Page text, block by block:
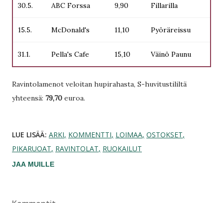
30.5. ABC Forssa 9,90 Fillarilla
15.5. McDonald's 11,10 Pyöräreissu
31.1. Pella's Cafe 15,10 Väinö Paunu
Ravintolamenot veloitan hupirahasta, S-huvitustililtä
yhteensä: 79,70 euroa.
LUE LISÄÄ: ARKI KOMMENTTI LOIMAA OSTOKSET
PIKARUOAT RAVINTOLAT RUOKAILUT
JAA MUILLE